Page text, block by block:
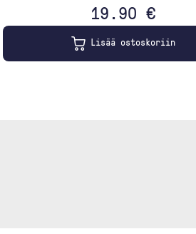
19.90 €
Lisää ostoskoriin